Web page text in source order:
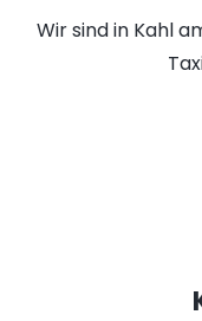
Wir sind in Kahl